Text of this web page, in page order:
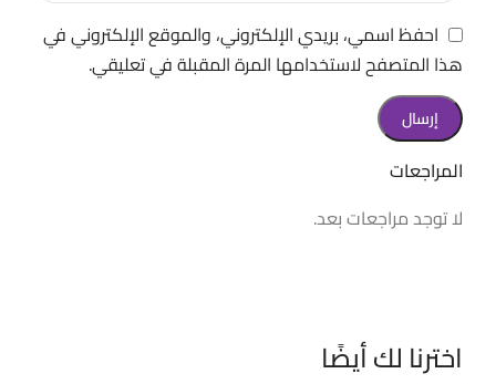
المراجعات
لا توجد مراجعات بعد.
احفظ اسمي، بريدي الإلكتروني، والموقع الإلكتروني في
هذا المتصفح لاستخدامها المرة المقبلة في تعليقي.
اخترنا لك أيضًا